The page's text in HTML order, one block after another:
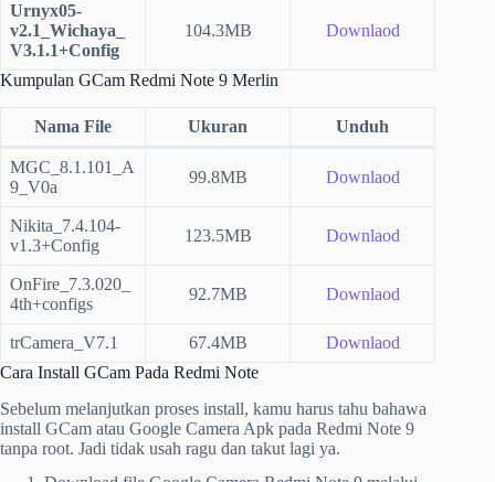
Urnyx05-
v2.1_Wichaya_
V3.1.1+Config
104.3MB Downlaod
Kumpulan GCam Redmi Note 9 Merlin
Nama File Ukuran Unduh
MGC_8.1.101_A
9_V0a
99.8MB Downlaod
Nikita_7.4.104-
v1.3+Config
123.5MB Downlaod
OnFire_7.3.020_
4th+configs
92.7MB Downlaod
trCamera_V7.1 67.4MB
Downlaod
Cara Install GCam Pada Redmi Note
Sebelum melanjutkan proses install, kamu harus tahu bahawa
install GCam atau Google Camera Apk pada Redmi Note 9
tanpa root. Jadi tidak usah ragu dan takut lagi ya.